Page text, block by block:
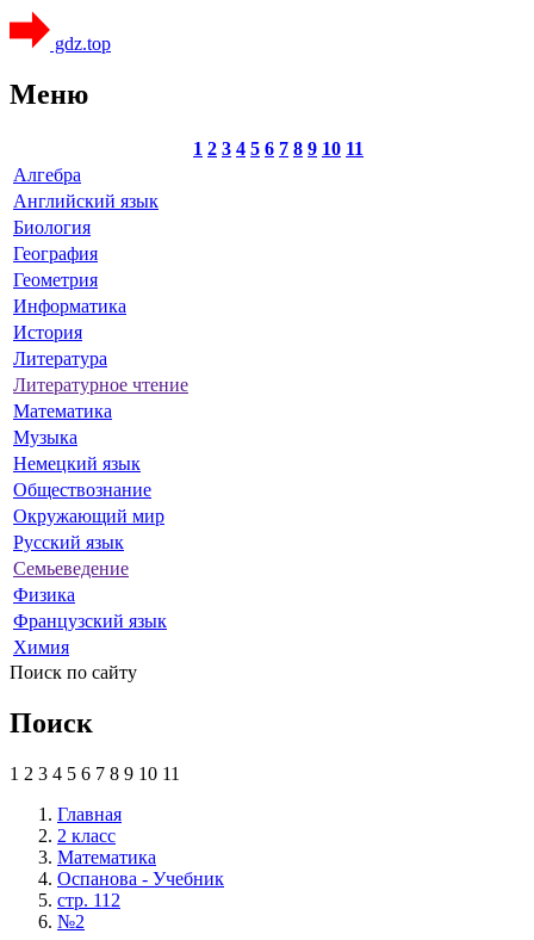
gdz.top
Меню
1 2 3 4 5 6 7 8 9 10 11
Алгебра
Английский язык
Биология
География
Геометрия
Информатика
История
Литература
Литературное чтение
Математика
Музыка
Немецкий язык
Обществознание
Окружающий мир
Русский язык
Семьеведение
Физика
Французский язык
Химия
Поиск по сайту
Поиск
1 2 3 4 5 6 7 8 9 10 11
Главная
2 класс
Математика
Оспанова - Учебник
стр. 112
№2